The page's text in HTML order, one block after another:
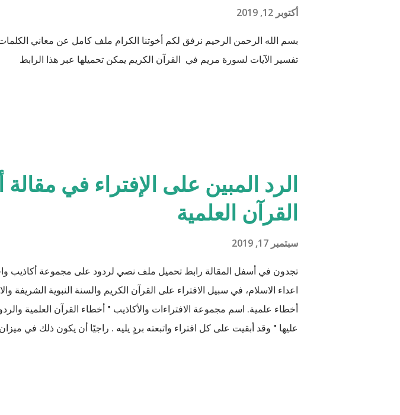
أكتوبر 12, 2019
بسم الله الرحمن الرحيم نرفق لكم أخوتنا الكرام ملف كامل عن معاني
تفسير الآيات لسورة مريم في القرآن الكريم يمكن تحميلها عبر هذا الرابط
الرد المبين على الإفتراء في
القرآن العلمية
سبتمبر 17, 2019
تجدون في أسفل المقالة رابط تحميل ملف نصي لردود على مجموعة أكاذيب
اعداء الاسلام، في سبيل الافتراء على القرآن الكريم والسنة النبوية الشريفة
أخطاء علمية. اسم مجموعة الافتراءات والأكاذيب " أخطاء القرآن العلمية
عليها " وقد أبقيت على كل افتراء واتبعته بردٍ يليه . راجيًا أن يكون ذلك في